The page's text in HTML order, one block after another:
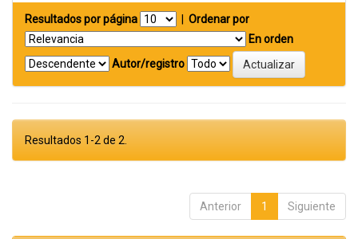
Resultados por página
Ordenar por
En orden
Autor/registro
Resultados 1-2 de 2.
Anterior 1 Siguiente